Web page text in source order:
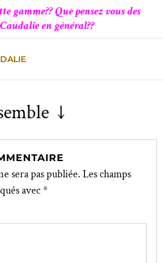
gamme?? Que pensez vous des
en général??
↓
sera pas publiée. Les champs
avec*